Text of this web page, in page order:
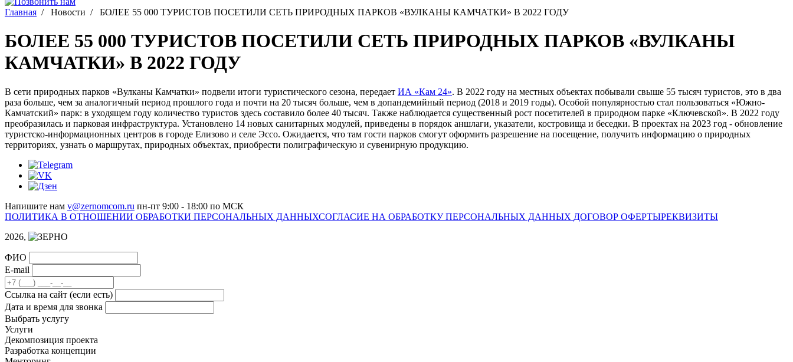
Главная / Новости / БОЛЕЕ 55 000 ТУРИСТОВ ПОСЕТИЛИ СЕТЬ ПРИРОДНЫХ ПАРКОВ «ВУЛКАНЫ КАМЧАТКИ» В 2022 ГОДУ
БОЛЕЕ 55 000 ТУРИСТОВ ПОСЕТИЛИ СЕТЬ ПРИРОДНЫХ ПАРКОВ «ВУЛКАНЫ
КАМЧАТКИ» В 2022 ГОДУ
В сети природных парков «Вулканы Камчатки» подвели итоги туристического сезона, передает ИА «Кам 24». В 2022 году на местных объектах побывали свыше 55 тысяч туристов, это в два
раза больше, чем за аналогичный период прошлого года и почти на 20 тысяч больше, чем в допандемийный период (2018 и 2019 годы). Особой популярностью стал пользоваться «Южно-
Камчатский» парк: в уходящем году количество туристов здесь составило более 40 тысяч. Также наблюдается существенный рост посетителей в природном парке «Ключевской». В 2022 году
преобразилась и парковая инфраструктура. Установлено 14 новых санитарных модулей, приведены в порядок аншлаги, указатели, костровища и беседки. В проектах на 2023 год - обновление
туристско-информационных центров в городе Елизово и селе Эссо. Ожидается, что там гости парков смогут оформить разрешение на посещение, получить информацию о природных
территориях, узнать о маршрутах, природных объектах, приобрести полиграфическую и сувенирную продукцию.
Напишите нам v@zernomcom.ru пн-пт 9:00 - 18:00 по МСК
ПОЛИТИКА В ОТНОШЕНИИ ОБРАБОТКИ ПЕРСОНАЛЬНЫХ ДАННЫХСОГЛАСИЕ НА ОБРАБОТКУ ПЕРСОНАЛЬНЫХ ДАННЫХ ДОГОВОР ОФЕРТЫРЕКВИЗИТЫ
2026,
ФИО
E-mail
Cсылка на сайт (если есть)
Дата и время для звонка
Выбрать услугу
Услуги
Декомпозиция проекта
Разработка концепции